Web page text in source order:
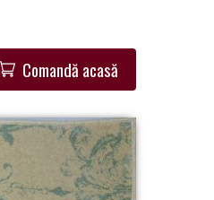
Comandă acasă